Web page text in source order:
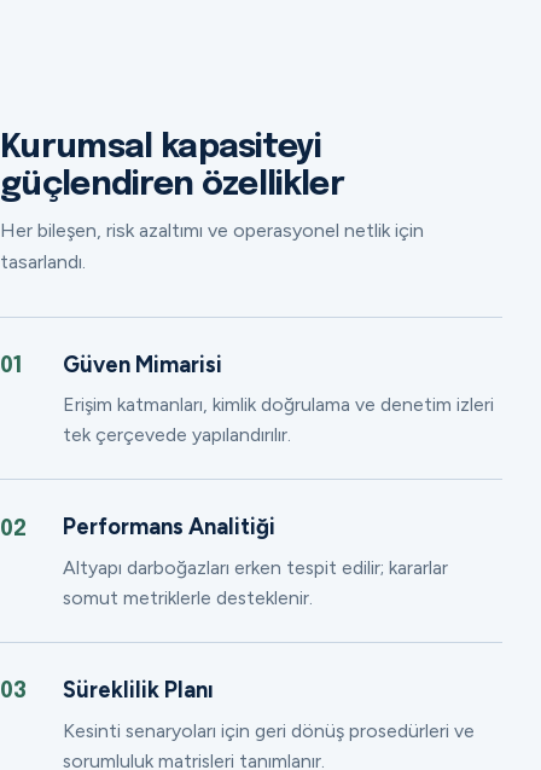
Kurumsal kapasiteyi
güçlendiren özellikler
Her bileşen, risk azaltımı ve operasyonel netlik için
tasarlandı.
01 Güven Mimarisi
Erişim katmanları, kimlik doğrulama ve denetim izleri
tek çerçevede yapılandırılır.
02 Performans Analitiği
Altyapı darboğazları erken tespit edilir; kararlar
somut metriklerle desteklenir.
03 Süreklilik Planı
Kesinti senaryoları için geri dönüş prosedürleri ve
sorumluluk matrisleri tanımlanır.